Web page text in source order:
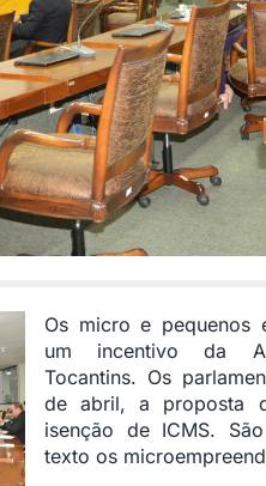
Os micro e pequenos
um incentivo da
Tocantins. Os
de abril, a proposta
isenção de ICMS.
texto os